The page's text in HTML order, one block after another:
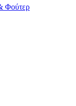
Φούτερ